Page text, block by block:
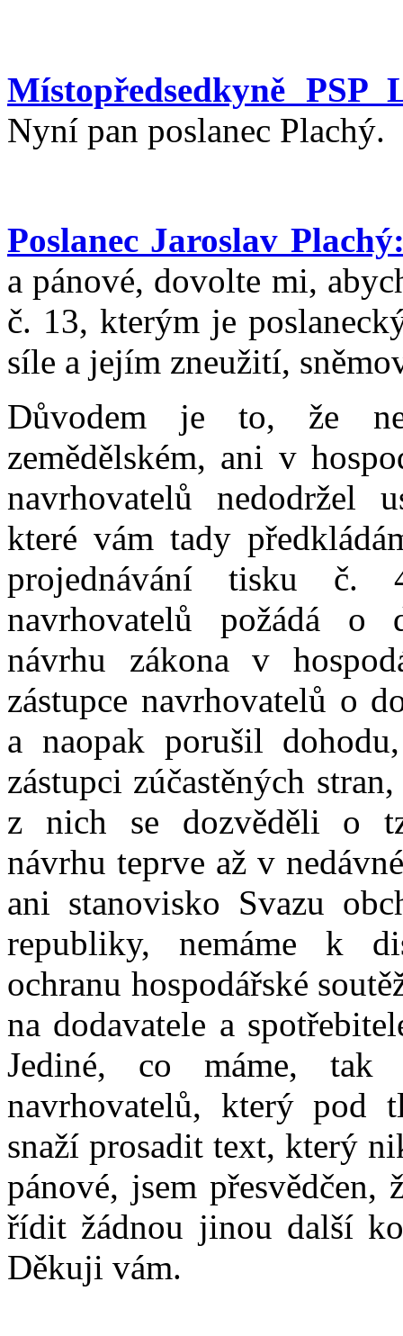
Místopředsedkyně PSP
Nyní pan poslanec Plachý.
Poslanec Jaroslav
a pánové, dovolte mi,
č. 13, kterým je
síle a jejím zneužití,
Důvodem je to, že
zemědělském, ani v
navrhovatelů nedodržel
které vám tady
projednávání tisku č.
navrhovatelů požádá o
návrhu zákona v
zástupce navrhovatelů o
a naopak porušil
zástupci zúčastěných
z nich se dozvěděli o
návrhu teprve až v
ani stanovisko Svazu
republiky, nemáme k
ochranu hospodářské
na dodavatele a
Jediné, co máme, tak
navrhovatelů, který pod
snaží prosadit text, který
pánové, jsem přesvědčen,
řídit žádnou jinou další
Děkuji vám.